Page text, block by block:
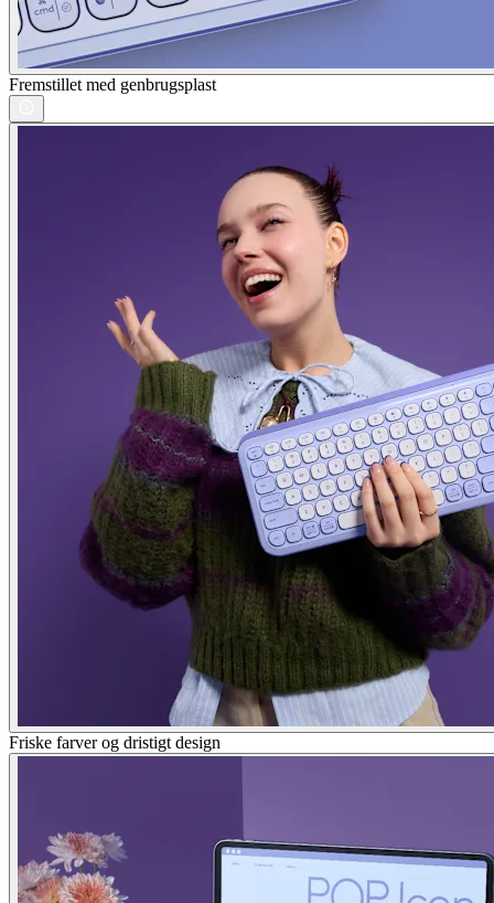
Fremstillet med genbrugsplast
Friske farver og dristigt design